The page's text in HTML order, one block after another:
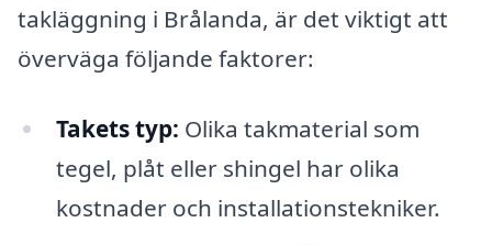
takläggning i Brålanda, är det viktigt att
överväga följande faktorer:
Takets typ: Olika takmaterial som
tegel, plåt eller shingel har olika
kostnader och installationstekniker.